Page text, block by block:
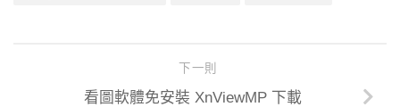
下一則
看圖軟體免安裝 XnViewMP 下載